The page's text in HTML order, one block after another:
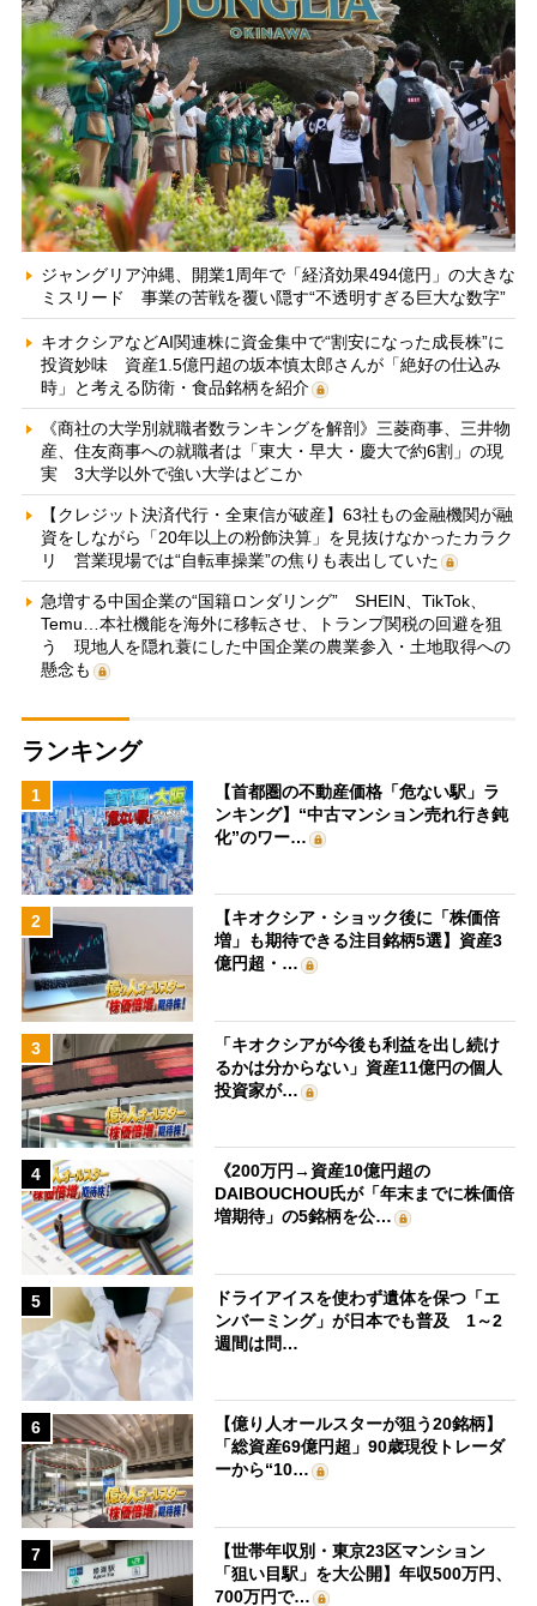
ジャングリア沖縄、開業1周年で「経済効果494億円」の大きな
ミスリード 事業の苦戦を覆い隠す“不透明すぎる巨大な数字”
キオクシアなどAI関連株に資金集中で“割安になった成長株”に
投資妙味 資産1.5億円超の坂本慎太郎さんが「絶好の仕込み
時」と考える防衛・食品銘柄を紹介
《商社の大学別就職者数ランキングを解剖》三菱商事、三井物
産、住友商事への就職者は「東大・早大・慶大で約6割」の現
実 3大学以外で強い大学はどこか
【クレジット決済代行・全東信が破産】63社もの金融機関が融
資をしながら「20年以上の粉飾決算」を見抜けなかったカラク
リ 営業現場では“自転車操業”の焦りも表出していた
急増する中国企業の“国籍ロンダリング” SHEIN、TikTok、
Temu…本社機能を海外に移転させ、トランプ関税の回避を狙
う 現地人を隠れ蓑にした中国企業の農業参入・土地取得への
懸念も
ランキング
1
【首都圏の不動産価格「危ない駅」ラ
ンキング】“中古マンション売れ行き鈍
化”のワー…
2
【キオクシア・ショック後に「株価倍
増」も期待できる注目銘柄5選】資産3
億円超・…
3
「キオクシアが今後も利益を出し続け
るかは分からない」資産11億円の個人
投資家が…
4
《200万円→資産10億円超の
DAIBOUCHOU氏が「年末までに株価倍
増期待」の5銘柄を公…
5
ドライアイスを使わず遺体を保つ「エ
ンバーミング」が日本でも普及 1～2
週間は問…
6
【億り人オールスターが狙う20銘柄】
「総資産69億円超」90歳現役トレーダ
ーから“10…
7
【世帯年収別・東京23区マンション
「狙い目駅」を大公開】年収500万円、
700万円で…